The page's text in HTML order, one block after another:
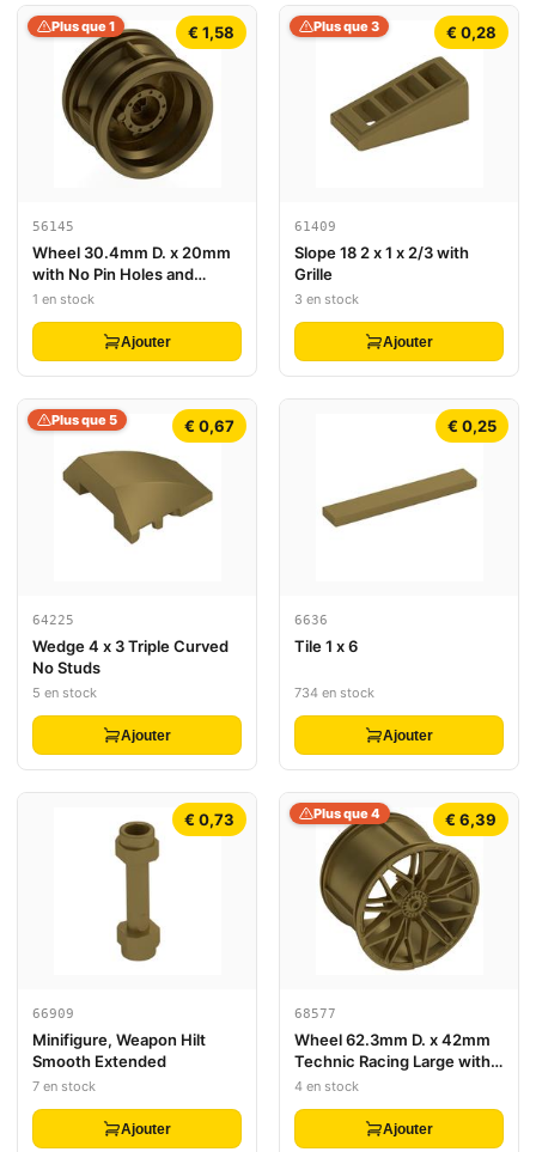
€ 1,58
Plus que 1
56145
Wheel 30.4mm D. x 20mm
with No Pin Holes and
Reinforced Rim
1 en stock
Ajouter
€ 0,28
Plus que 3
61409
Slope 18 2 x 1 x 2/3 with
Grille
3 en stock
Ajouter
€ 0,67
Plus que 5
64225
Wedge 4 x 3 Triple Curved
No Studs
5 en stock
Ajouter
€ 0,25
6636
Tile 1 x 6
734 en stock
Ajouter
€ 0,73
66909
Minifigure, Weapon Hilt
Smooth Extended
7 en stock
Ajouter
€ 6,39
Plus que 4
68577
Wheel 62.3mm D. x 42mm
Technic Racing Large with
10 'Y' Spokes
4 en stock
Ajouter